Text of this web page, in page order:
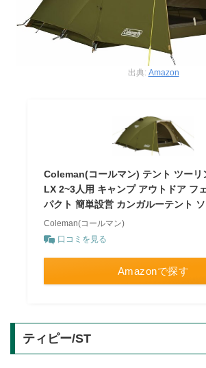
出典: Amazon
Coleman(コールマン) テント ツーリ
LX 2~3人用 キャンプ アウトドア フ
パクト 簡単設営 カンガルーテント
Coleman(コールマン)
口コミを見る
Amazonで探す
ティピー/ST